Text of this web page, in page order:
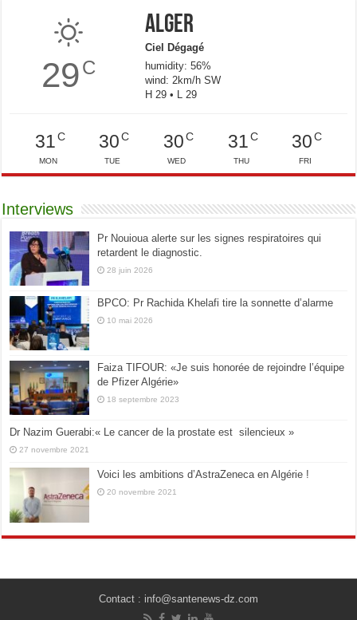
29C
Alger
Ciel Dégagé
humidity: 56%
wind: 2km/h SW
H 29 • L 29
31C
MON
30 C
TUE
30C
WED
31C
THU
30 C
FRI
Interviews
Pr Nouioua alerte sur les signes respiratoires qui
retardent le diagnostic.
28 juin 2026
BPCO: Pr Rachida Khelafi tire la sonnette d’alarme
10 mai 2026
Faiza TIFOUR: «Je suis honorée de rejoindre l’équipe
de Pfizer Algérie»
18 septembre 2023
Dr Nazim Guerabi:« Le cancer de la prostate est silencieux »
27 novembre 2021
Voici les ambitions d’AstraZeneca en Algérie !
20 novembre 2021
Contact : info@santenews-dz.com